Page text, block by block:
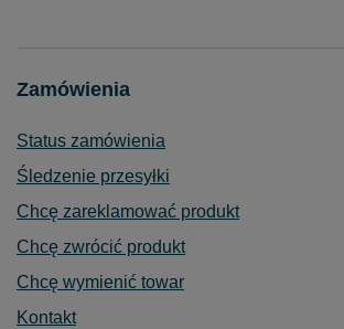
Zamówienia
Status zamówienia
Śledzenie przesyłki
Chcę zareklamować produkt
Chcę zwrócić produkt
Chcę wymienić towar
Kontakt